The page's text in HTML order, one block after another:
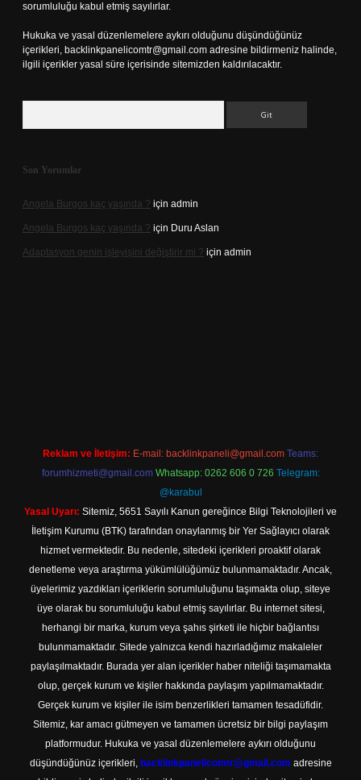
sorumluluğu kabul etmiş sayılırlar.
Hukuka ve yasal düzenlemelere aykırı olduğunu düşündüğünüz
içerikleri, backlinkpanelicomtr@gmail.com adresine bildirmeniz halinde,
ilgili içerikler yasal süre içerisinde sitemizden kaldırılacaktır.
Son Yorumlar
Angela Burgos kaç yaşında ? için admin
Angela Burgos kaç yaşında ? için Duru Aslan
Adaptasyon genin işleyişini değiştirir mi ? için admin
Reklam ve İletişim: E-mail: backlinkpaneli@gmail.com Teams:
forumhizmeti@gmail.com Whatsapp: 0262 606 0 726 Telegram:
@karabul
Yasal Uyarı: Sitemiz, 5651 Sayılı Kanun gereğince Bilgi Teknolojileri ve
İletişim Kurumu (BTK) tarafından onaylanmış bir Yer Sağlayıcı olarak
hizmet vermektedir. Bu nedenle, sitedeki içerikleri proaktif olarak
denetleme veya araştırma yükümlülüğümüz bulunmamaktadır. Ancak,
üyelerimiz yazdıkları içeriklerin sorumluluğunu taşımakta olup, siteye
üye olarak bu sorumluluğu kabul etmiş sayılırlar. Bu internet sitesi,
herhangi bir marka, kurum veya şahıs şirketi ile hiçbir bağlantısı
bulunmamaktadır. Sitede yalnızca kendi hazırladığımız makaleler
paylaşılmaktadır. Burada yer alan içerikler haber niteliği taşımamakta
olup, gerçek kurum ve kişiler hakkında paylaşım yapılmamaktadır.
Gerçek kurum ve kişiler ile isim benzerlikleri tamamen tesadüfidir.
Sitemiz, kar amacı gütmeyen ve tamamen ücretsiz bir bilgi paylaşım
platformudur. Hukuka ve yasal düzenlemelere aykırı olduğunu
düşündüğünüz içerikleri, backlinkpanelicomtr@gmail.com adresine